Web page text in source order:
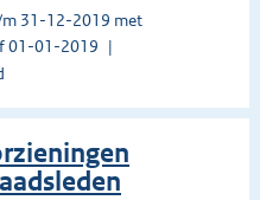
31-12-2019 met
01-01-2019